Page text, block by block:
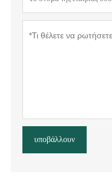
υποβάλλουν